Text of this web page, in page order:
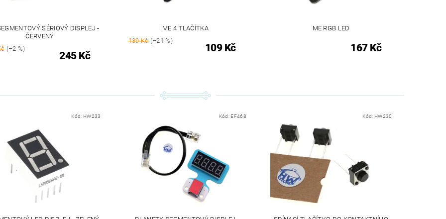
SÉRIOVÝ DISPLEJ -
ČERVENÝ
(–2 %)
245 Kč
ME 4 TLAČÍTKA
139 Kč(–21 %)
109 Kč
ME RGB LED
167 Kč
Kód: HW233 Kód: EF468 Kód: HW230